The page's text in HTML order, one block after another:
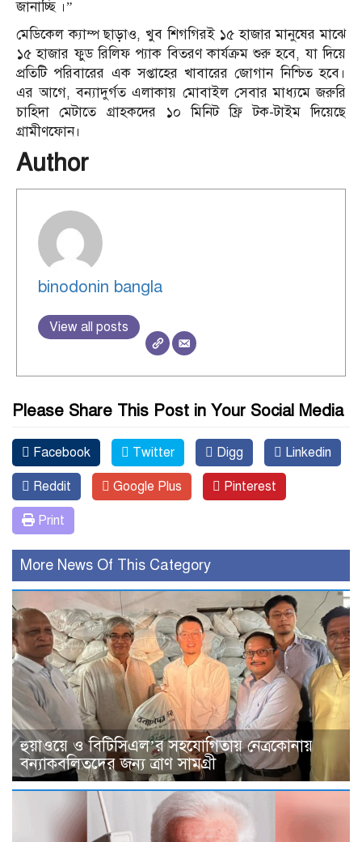
জানাচ্ছি ।”
মেডিকেল ক্যাম্প ছাড়াও, খুব শিগগিরই ১৫ হাজার মানুষের মাঝে
১৫ হাজার ফুড রিলিফ প্যাক বিতরণ কার্যক্রম শুরু হবে, যা দিয়ে
প্রতিটি পরিবারের এক সপ্তাহের খাবারের জোগান নিশ্চিত হবে।
এর আগে, বন্যাদুর্গত এলাকায় মোবাইল সেবার মাধ্যমে জরুরি
চাহিদা মেটাতে গ্রাহকদের ১০ মিনিট ফ্রি টক-টাইম দিয়েছে
গ্রামীণফোন।
Author
binodonin bangla
View all posts
Please Share This Post in Your Social Media
Facebook Twitter Digg Linkedin
Reddit Google Plus Pinterest
Print
More News Of This Category
হুয়াওয়ে ও বিটিসিএল’র সহযোগিতায় নেত্রকোনায়
বন্যাকবলিতদের জন্য ত্রাণ সামগ্রী